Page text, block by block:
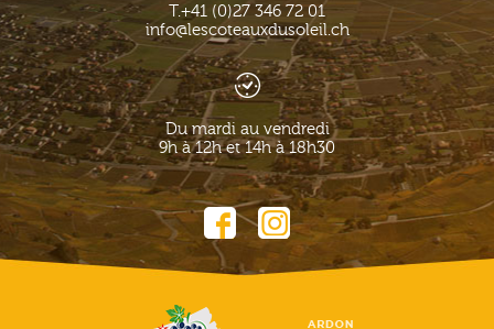
T.+41 (0)27 346 72 01
info@lescoteauxdusoleil.ch
Du mardi au vendredi
9h à 12h et 14h à 18h30